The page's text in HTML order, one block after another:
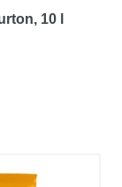
, 10 l